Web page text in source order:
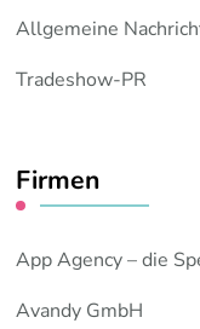
Allgemeine
Tradeshow-PR
Firmen
App Agency – die
Avandy GmbH